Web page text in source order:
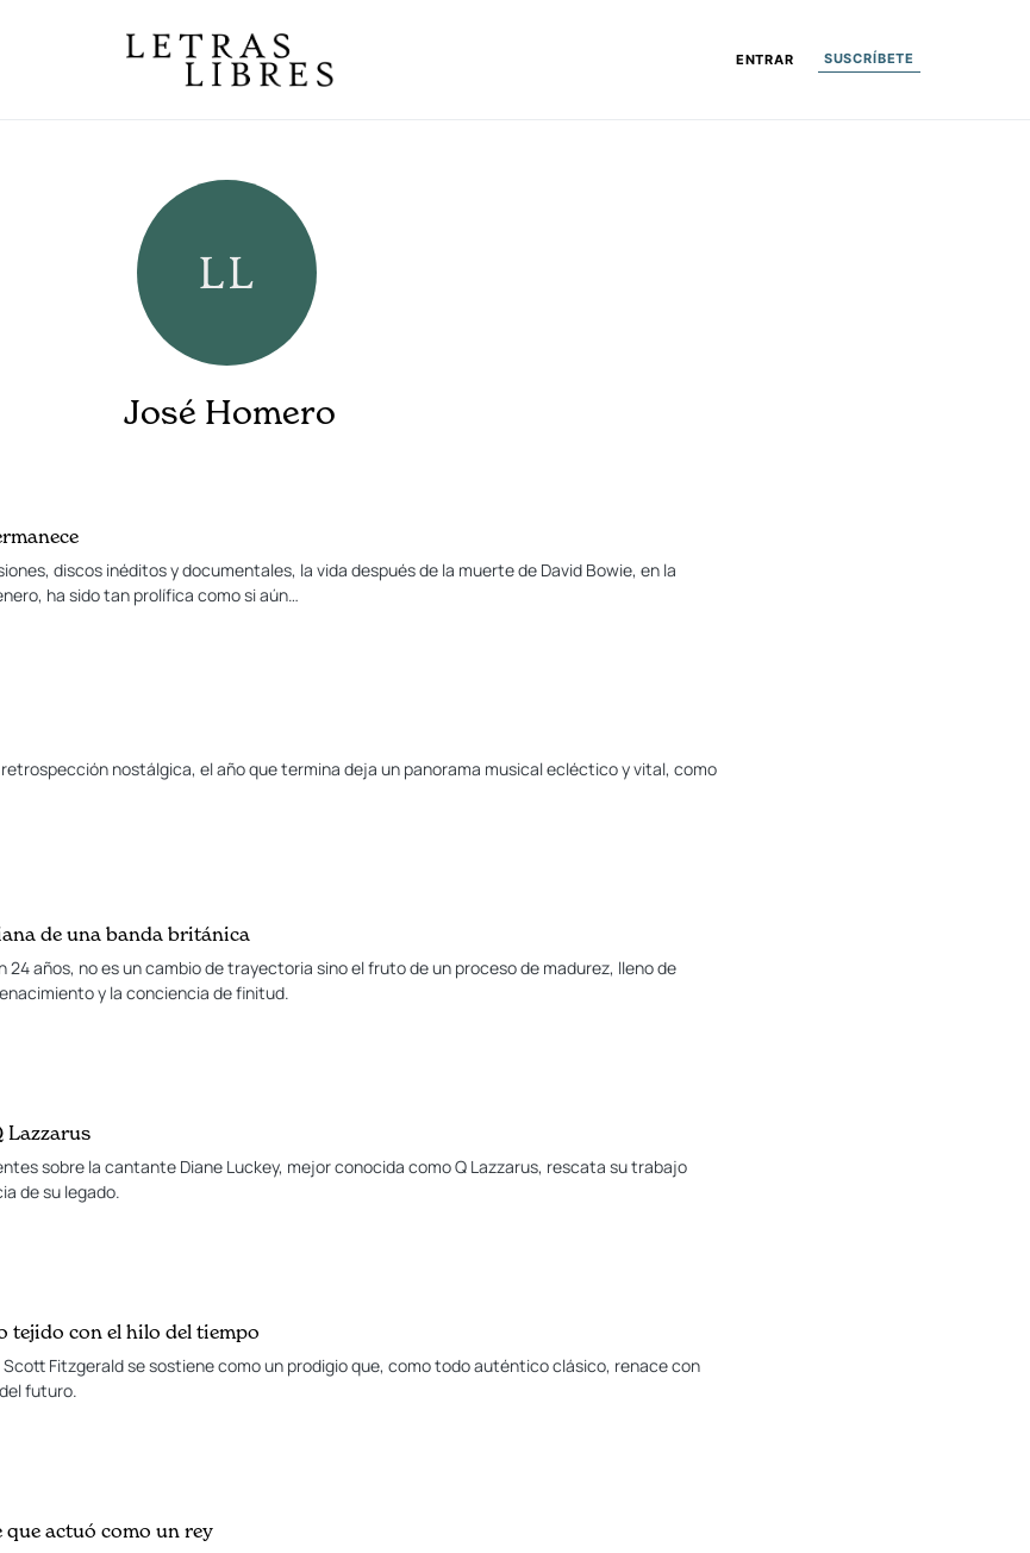
ENTRAR SUSCRÍBETE
José Homero
discos inéditos y documentales, la vida después de la muerte de David Bowie, en la
ha sido tan prolífica como si aún…
nostálgica, el año que termina deja un panorama musical ecléctico y vital, como
de una banda británica
24 años, no es un cambio de trayectoria sino el fruto de un proceso de madurez, lleno de
y la conciencia de finitud.
Lazzarus
sobre la cantante Diane Luckey, mejor conocida como Q Lazzarus, rescata su trabajo
de su legado.
tejido con el hilo del tiempo
Scott Fitzgerald se sostiene como un prodigio que, como todo auténtico clásico, renace con
futuro.
que actuó como un rey